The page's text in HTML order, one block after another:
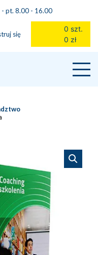
- pt. 8.00 - 16.00
się
0 szt.
0 zł